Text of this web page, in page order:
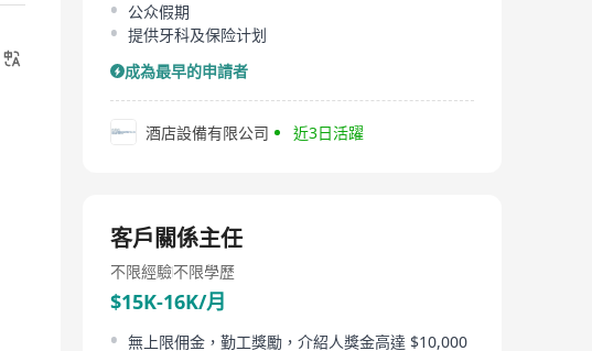
公众假期
提供牙科及保险计划
成為最早的申請者
酒店設備有限公司 近3日活躍
客戶關係主任
不限經驗不限學歷
$15K-16K/月
無上限佣金，勤工獎勵，介紹人獎金高達 $10,000